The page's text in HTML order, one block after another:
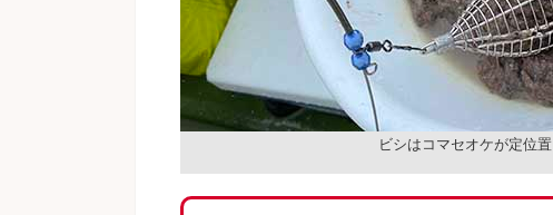
ビシはコマセオケが定位置